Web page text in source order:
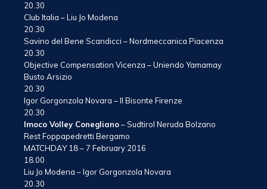
20.30
Club Italia – Liu Jo Modena
20.30
Savino del Bene Scandicci – Nordmeccanica Piacenza
20.30
Objective Compensation Vicenza – Uniendo Yamamay
Busto Arsizio
20.30
Igor Gorgonzola Novara – Il Bisonte Firenze
20.30
Imoco Volley Conegliano– Sudtirol Neruda Bolzano
Rest Foppapedretti Bergamo
MATCHDAY 18 – 7 February 2016
18.00
Liu Jo Modena – Igor Gorgonzola Novara
20.30